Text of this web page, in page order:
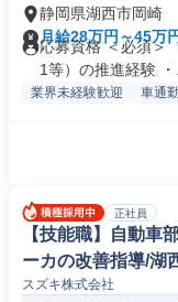
静岡県湖西市岡崎
月給28万円～45万
応募資格 ＜必須＞
1等）の推進経験 ・
業界未経験歓迎 車通
正社員
【技能職】自動車
ーカの改善指導/湖
スズキ株式会社